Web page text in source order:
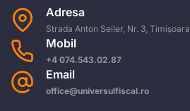
Adresa
Strada Anton Seiler, Nr. 3, Timișoara
Mobil
+4 074.543.02.87
Email
office@universulfiscal.ro